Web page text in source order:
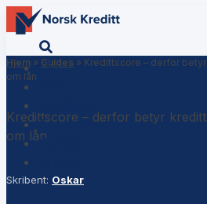
Lån
Anmeldelser
Nyheter
Hjem » Guides » Kredittscore – derfor
om lån
Kredittscore – derfor betyr
om lån
Skribent: Oskar